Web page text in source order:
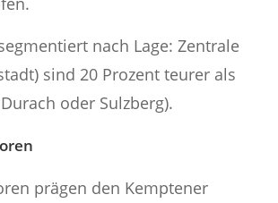
nach Lage: Zentrale
sind 20 Prozent teurer als
oder Sulzberg).
prägen den Kemptener